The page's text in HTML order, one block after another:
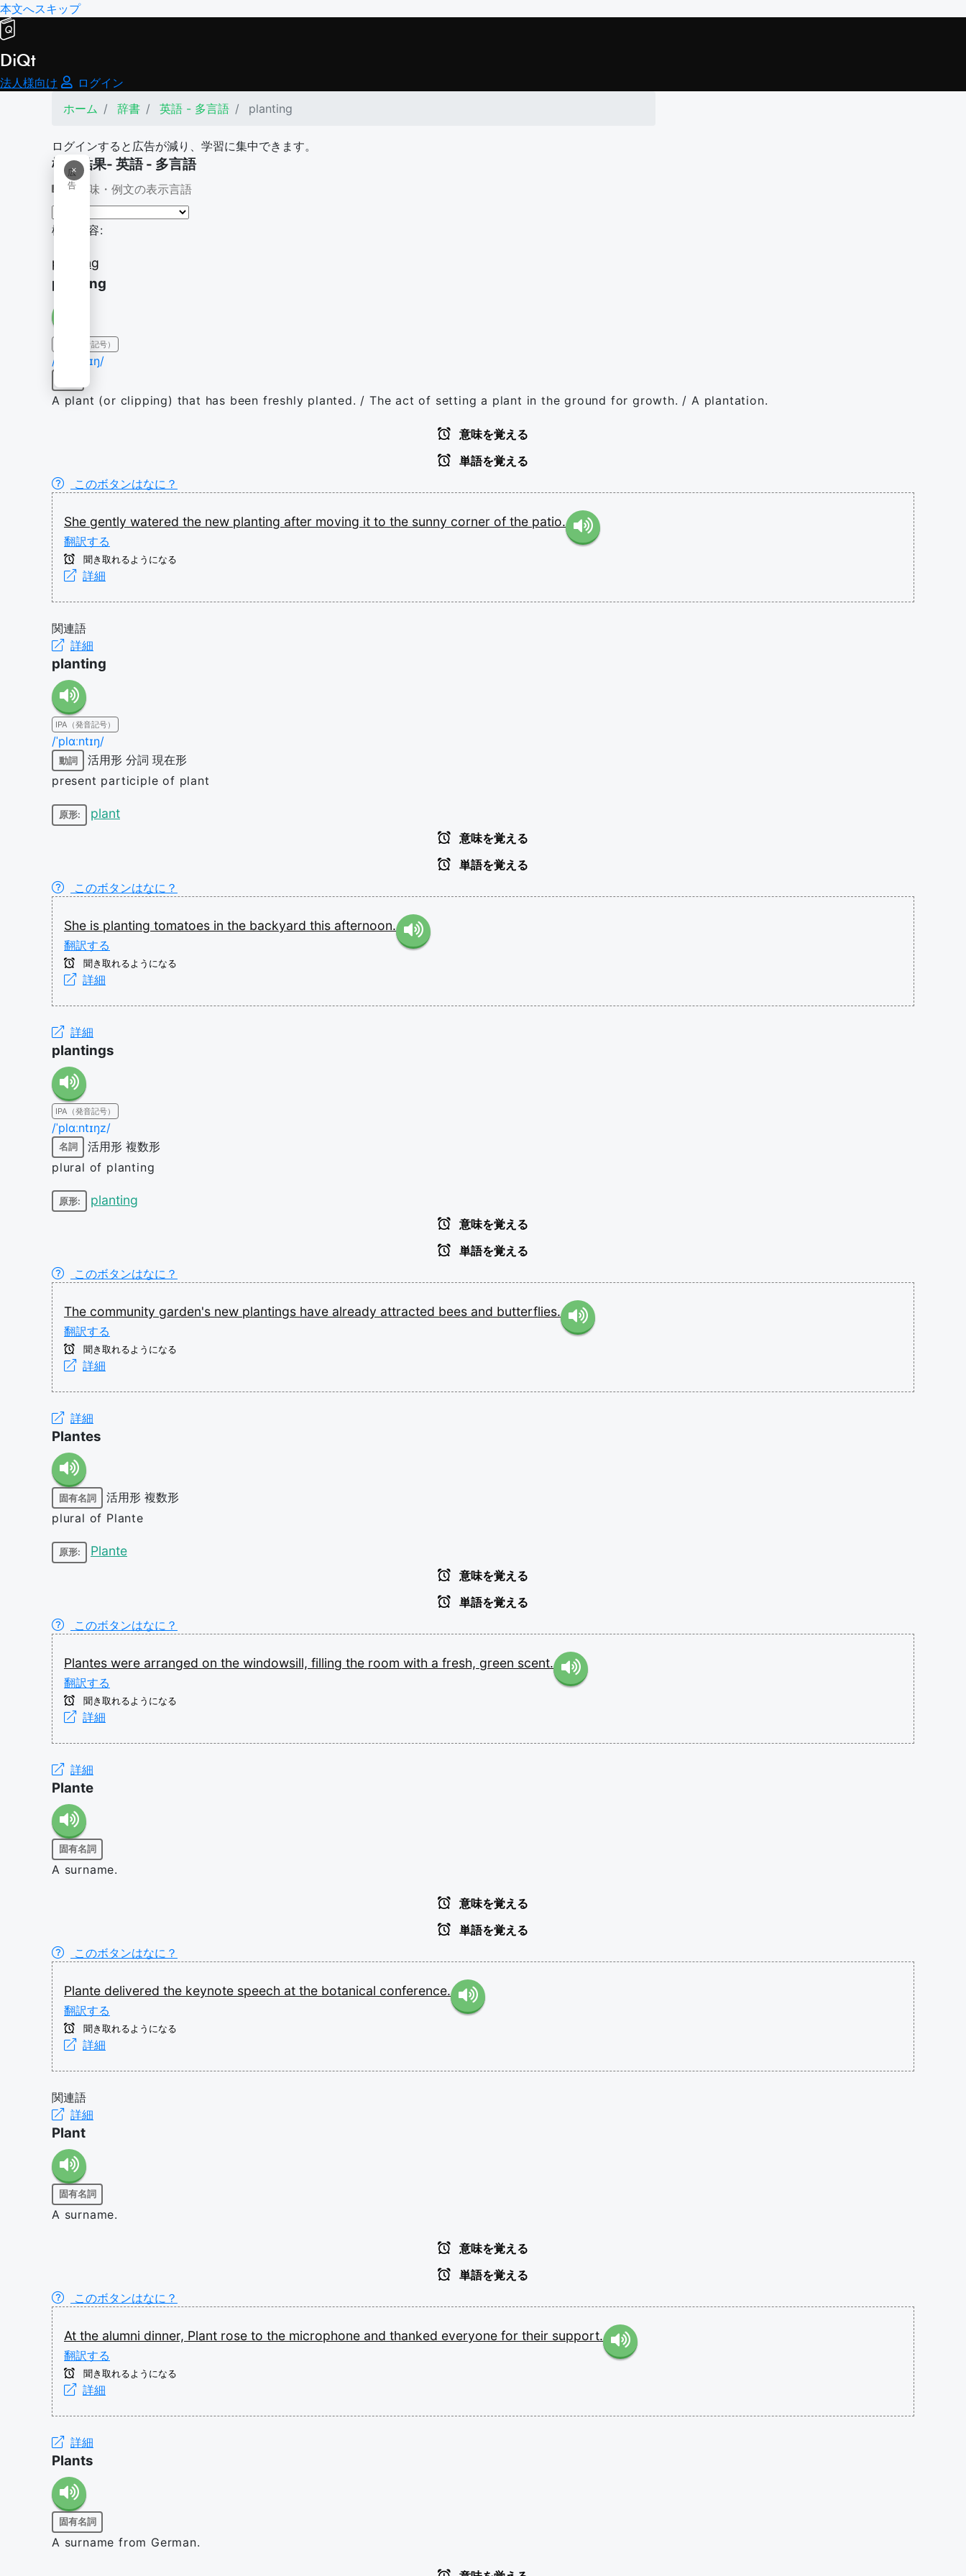
本文へスキップ
DiQt
法人様向け
ログイン
ホーム
辞書 英語 - 多言語 planting
ログインすると広告が減り、学習に集中できます。
×
広
告
検索結果- 英語 - 多言語
意味・例文の表示言語
検索内容:
planting
planting
IPA（発音記号）
/ˈplɑːntɪŋ/
A plant (or clipping) that has been freshly planted. / The act of setting a plant in the ground for growth. / A plantation.
意味を覚える
単語を覚える
このボタンはなに？
She gently watered the new planting after moving it to the sunny corner of the patio.
翻訳する
聞き取れるようになる
詳細
関連語
詳細
planting
IPA（発音記号）
/ˈplɑːntɪŋ/
動詞 活用形 分詞 現在形
present participle of plant
原形: plant
意味を覚える
単語を覚える
このボタンはなに？
She is planting tomatoes in the backyard this afternoon.
翻訳する
聞き取れるようになる
詳細
詳細
plantings
IPA（発音記号）
/ˈplɑːntɪŋz/
名詞 活用形 複数形
plural of planting
原形: planting
意味を覚える
単語を覚える
このボタンはなに？
The community garden's new plantings have already attracted bees and butterflies.
翻訳する
聞き取れるようになる
詳細
詳細
Plantes
固有名詞 活用形 複数形
plural of Plante
原形: Plante
意味を覚える
単語を覚える
このボタンはなに？
Plantes were arranged on the windowsill, filling the room with a fresh, green scent.
翻訳する
聞き取れるようになる
詳細
詳細
Plante
固有名詞
A surname.
意味を覚える
単語を覚える
このボタンはなに？
Plante delivered the keynote speech at the botanical conference.
翻訳する
聞き取れるようになる
詳細
関連語
詳細
Plant
固有名詞
A surname.
意味を覚える
単語を覚える
このボタンはなに？
At the alumni dinner, Plant rose to the microphone and thanked everyone for their support.
翻訳する
聞き取れるようになる
詳細
詳細
Plants
固有名詞
A surname from German.